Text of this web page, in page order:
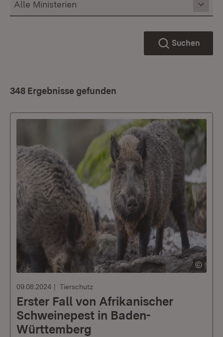
Suchen
348 Ergebnisse gefunden
09.08.2024 Tierschutz
Erster Fall von Afrikanischer
Schweinepest in Baden-
Württemberg